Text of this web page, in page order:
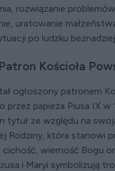
rozwiązanie
uratowanie
po ludzku
Kościoła
ogłoszony patronem
przez papieża Piusa IX w
tytuł ze względu na
Rodziny, która stanowi
cichość, wierność Bogu
i Maryi symbolizują